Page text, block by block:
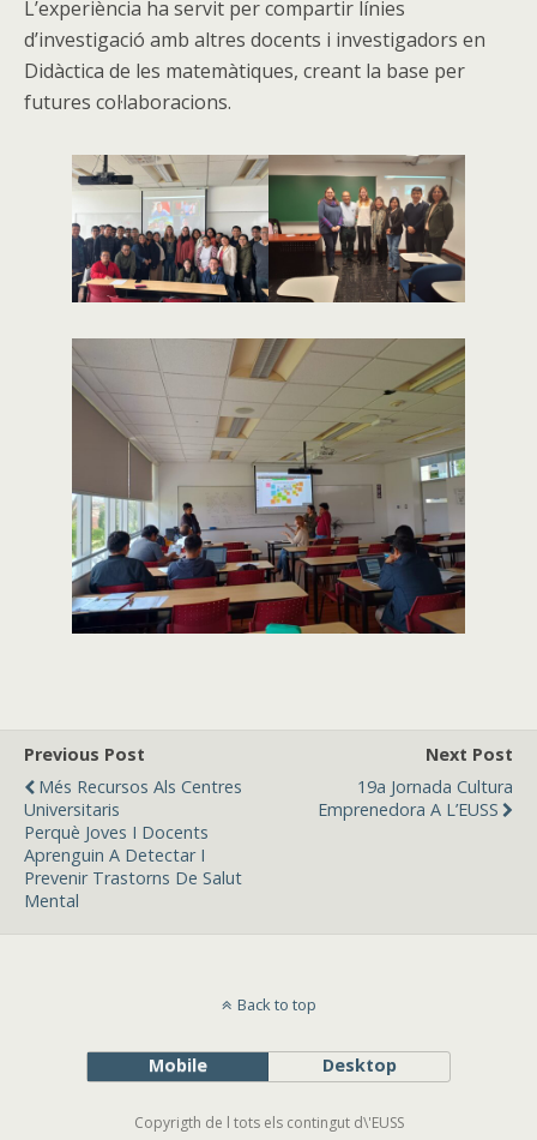
L’experiència ha servit per compartir línies
d’investigació amb altres docents i investigadors en
Didàctica de les matemàtiques, creant la base per
futures col·laboracions.
Previous Post
Més Recursos Als Centres
Universitaris
Perquè Joves I Docents
Aprenguin A Detectar I
Prevenir Trastorns De Salut
Mental
Next Post
19a Jornada Cultura
Emprenedora A L’EUSS
Back to top
Mobile Desktop
Copyrigth de l tots els contingut d\'EUSS